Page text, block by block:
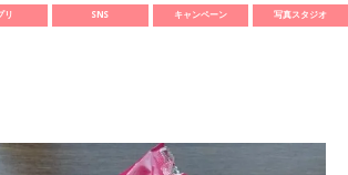
リ SNS キャンペーン 写真スタジオ